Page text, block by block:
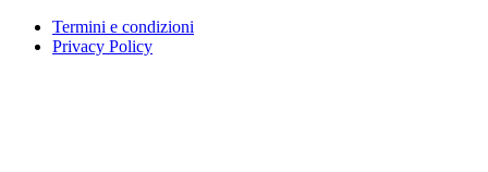
Termini e condizioni
Privacy Policy